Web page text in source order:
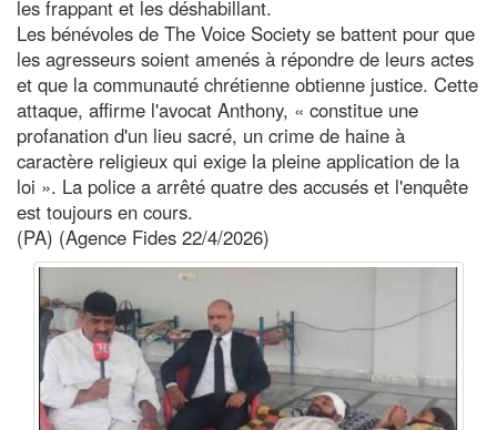
les frappant et les déshabillant.
Les bénévoles de The Voice Society se battent pour que
les agresseurs soient amenés à répondre de leurs actes
et que la communauté chrétienne obtienne justice. Cette
attaque, affirme l'avocat Anthony, « constitue une
profanation d'un lieu sacré, un crime de haine à
caractère religieux qui exige la pleine application de la
loi ». La police a arrêté quatre des accusés et l'enquête
est toujours en cours.
(PA) (Agence Fides 22/4/2026)